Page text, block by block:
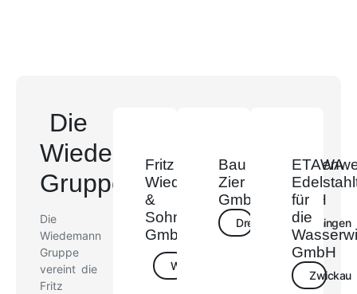
Die
Wiedemann
Gruppe
Die
Wiedemann
Gruppe
vereint die
Fritz
Fritz
Wiedemann
&
Sohn
GmbH
Wiesbaden
Wiedemann
Reservoirschutz
AG
Basel,
Schweiz
Bau
Zier
GmbH
Dresden
HDW
GmbH
Meiningen
ETAWA
für
die
GmbH
Zwickau